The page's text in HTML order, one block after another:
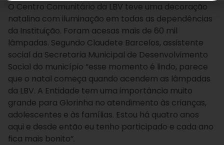
O Centro Comunitário da LBV teve uma decoração
natalina com iluminação em todas as dependências
da Instituição. Foram acesas mais de 60 mil
lâmpadas. Segundo Claudete Barcelos, assistente
social da Secretaria Municipal de Desenvolvimento
Social do município “esse momento é lindo, parece
que o natal começa quando acendem as lâmpadas
da LBV. A Entidade tem uma importância muito
grande para Glorinha no atendimento às crianças,
adolescentes e às famílias. Estou há quatro anos
aqui e desde então eu tenho participado e cada ano
fica mais bonito”.